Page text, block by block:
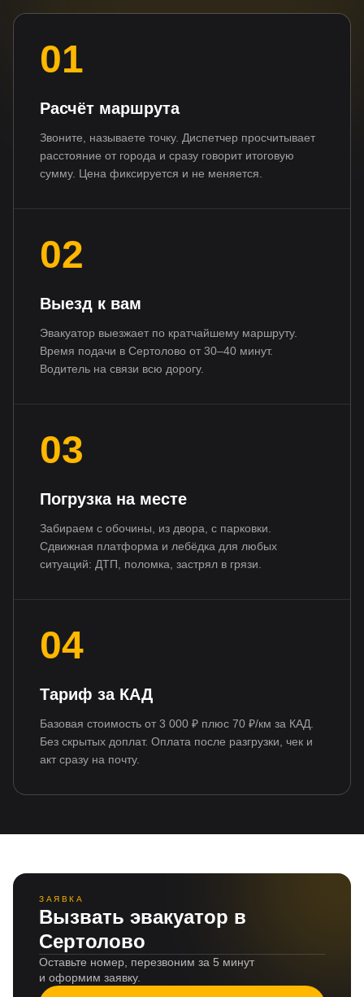
01
Расчёт маршрута
Звоните, называете точку. Диспетчер просчитывает
расстояние от города и сразу говорит итоговую
сумму. Цена фиксируется и не меняется.
02
Выезд к вам
Эвакуатор выезжает по кратчайшему маршруту.
Время подачи в Сертолово от 30–40 минут.
Водитель на связи всю дорогу.
03
Погрузка на месте
Забираем с обочины, из двора, с парковки.
Сдвижная платформа и лебёдка для любых
ситуаций: ДТП, поломка, застрял в грязи.
04
Тариф за КАД
Базовая стоимость от 3 000 ₽ плюс 70 ₽/км за КАД.
Без скрытых доплат. Оплата после разгрузки, чек и
акт сразу на почту.
ЗАЯВКА
Вызвать эвакуатор в
Сертолово
Оставьте номер, перезвоним за 5 минут
и оформим заявку.